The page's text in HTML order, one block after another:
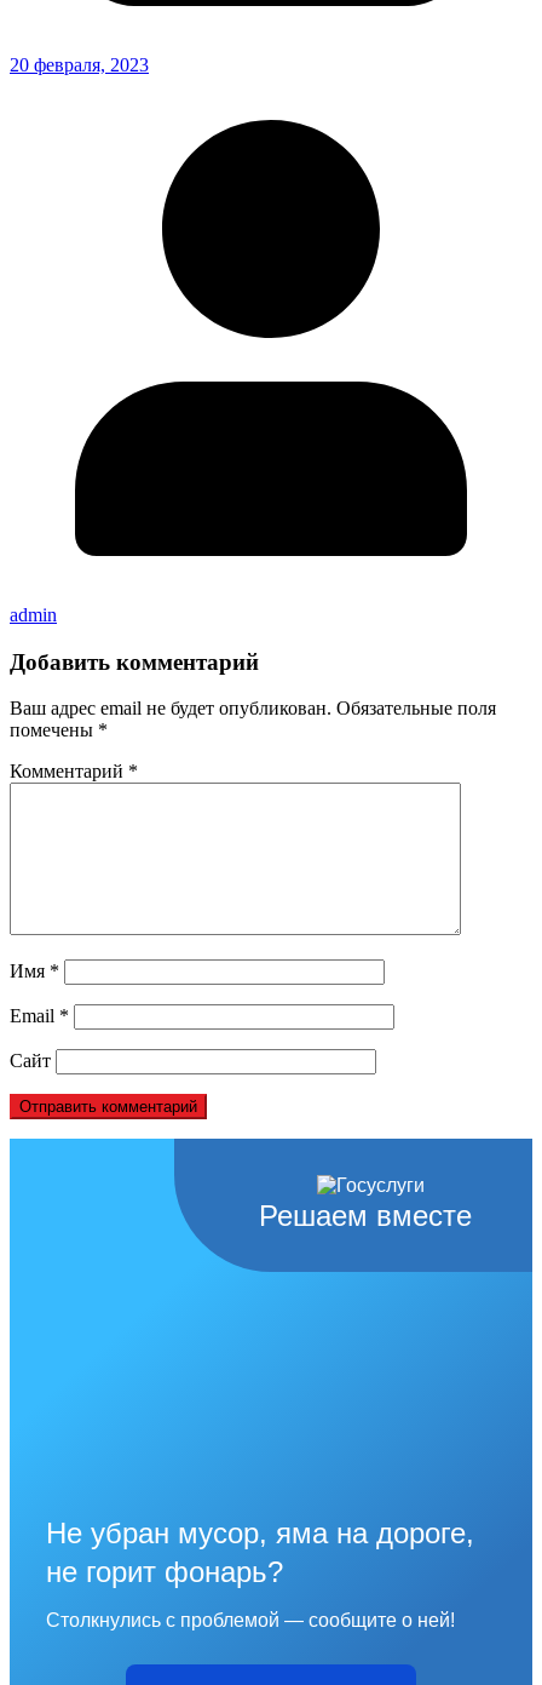
20 февраля, 2023
admin
Добавить комментарий
Ваш адрес email не будет опубликован. Обязательные поля
помечены *
Комментарий *
Имя *
Email *
Сайт
Решаем вместе
Не убран мусор, яма на дороге,
не горит фонарь?
Столкнулись с проблемой — сообщите о ней!